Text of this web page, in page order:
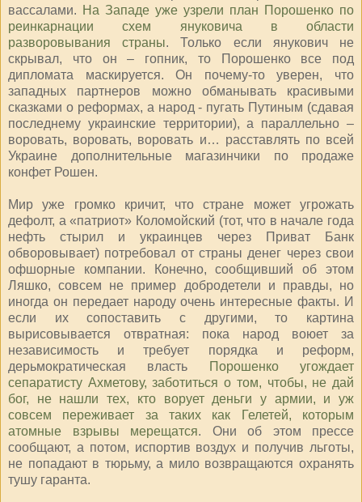
вассалами. На Западе уже узрели план Порошенко по
реинкарнации схем януковича в области
разворовывания страны. Только если янукович не
скрывал, что он – гопник, то Порошенко все под
дипломата маскируется. Он почему-то уверен, что
западных партнеров можно обманывать красивыми
сказками о реформах, а народ - пугать Путиным (сдавая
последнему украинские территории), а параллельно –
воровать, воровать, воровать и… расставлять по всей
Украине дополнительные магазинчики по продаже
конфет Рошен.
Мир уже громко кричит, что стране может угрожать
дефолт, а «патриот» Коломойский (тот, что в начале года
нефть стырил и украинцев через Приват Банк
обворовывает) потребовал от страны денег через свои
офшорные компании. Конечно, сообщивший об этом
Ляшко, совсем не пример добродетели и правды, но
иногда он передает народу очень интересные факты. И
если их сопоставить с другими, то картина
вырисовывается отвратная: пока народ воюет за
независимость и требует порядка и реформ,
дерьмократическая власть
Порошенко угождает
сепаратисту Ахметову, заботиться о том, чтобы, не дай
бог, не нашли тех, кто ворует деньги у армии, и уж
совсем переживает за таких как Гелетей, которым
атомные взрывы мерещатся. Они об этом прессе
сообщают, а потом, испортив воздух и получив льготы,
не попадают в тюрьму, а мило возвращаются охранять
тушу гаранта.